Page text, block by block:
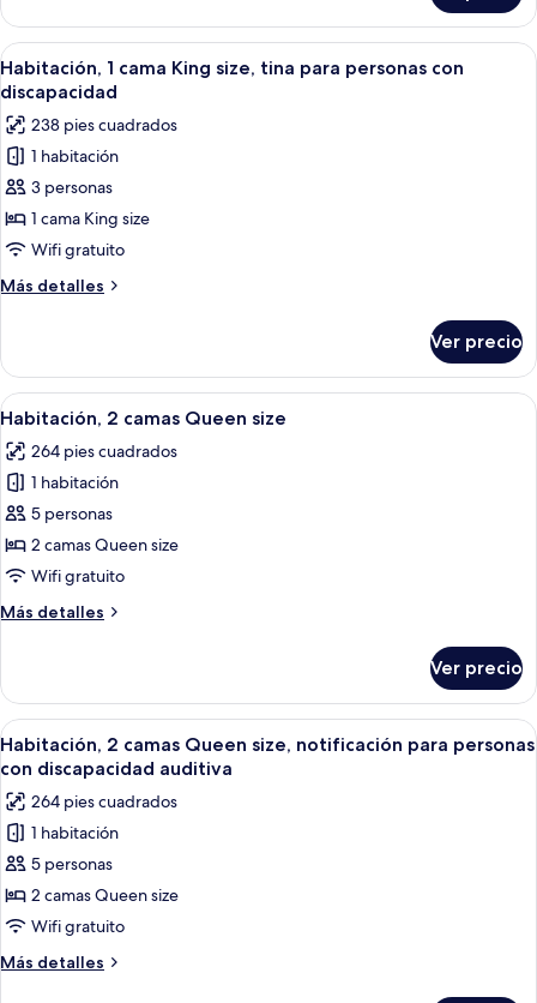
para
personas
con
discapacidad
auditiva
(Roll-
in
Shower)
1
cama
King
size,
notificación
para
personas
con
discapacidad
auditiva
in
Shower)
Abrir
todas
las
fotos
de
Habitación,
1
cama
King
size,
para
personas
con
discapacidad
Habitación de hotel con una cama
6
Habitación, 1 cama King size, tina para personas con
discapacidad
238 pies cuadrados
1 habitación
3 personas
1 cama King size
Wifi gratuito
Más detalles
Más
1
cama
King
tina
para
personas
con
discapacidad
Ver precio
Abrir
todas
las
fotos
de
Habitación,
2
Queen
Habitación de hotel con dos camas,
9
Habitación, 2 camas Queen size
264 pies cuadrados
1 habitación
5 personas
2 camas Queen size
Wifi gratuito
Más detalles
Más
2
camas
Queen
size
Ver precio
Abrir
todas
las
fotos
de
Habitación,
2
camas
Queen
size,
Habitación de hotel con dos camas,
9
Habitación, 2 camas Queen size, notificación para personas
con discapacidad auditiva
264 pies cuadrados
1 habitación
5 personas
2 camas Queen size
Wifi gratuito
Más detalles
Más